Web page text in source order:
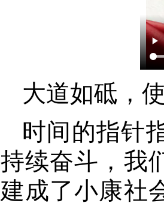
大道如砥，
时间的指针
持续奋斗，我
建成了小康社